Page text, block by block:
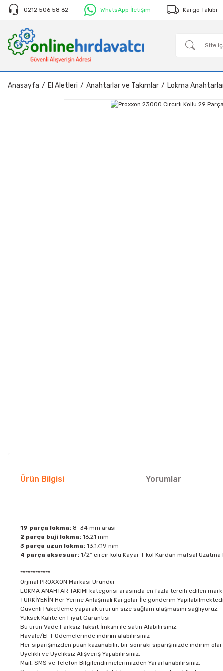
0212 506 58 62 WhatsApp İletişim Kargo Takibi
Anasayfa El Aletleri Anahtarlar ve Takımlar Lokma
Ürün Bilgisi Yorumlar
19 parça lokma: 8-34 mm arası
2 parça buji lokma: 16,21 mm
3 parça uzun lokma: 13,17,19 mm
4 parça aksesuar: 1/2” cırcır kolu Kayar T kol Kardan mafsal Uzatma
************
Orjinal PROXXON Markası Üründür
LOKMA ANAHTAR TAKIMI kategorisi arasında en fazla tercih edilen
TÜRKİYENİN Her Yerine Anlaşmalı Kargolar İle gönderim
Güvenli Paketleme yaparak ürünün size sağlam ulaşmasını sağlıyoruz.
Yüksek Kalite en Fiyat Garantisi
Bu ürün Vade Farksız Taksit İmkanı ile satın Alabilirsiniz.
Havale/EFT Ödemelerinde indirim alabilirsiniz
Her siparişinizden puan kazanabilir, bir sonraki siparişinizde indirim
Üyelikli ve Üyeliksiz Alışveriş Yapabilirsiniz.
Mail, SMS ve Telefon Bilgilendirmelerimizden Yararlanabilirsiniz.